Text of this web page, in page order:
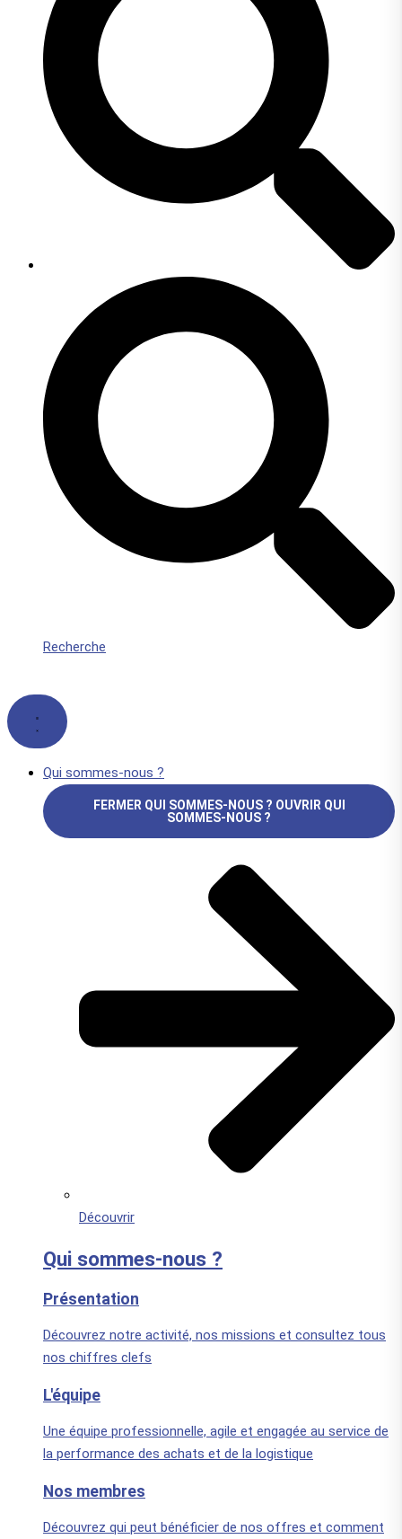
Recherche
Qui sommes-nous ?
FERMER QUI SOMMES-NOUS ? OUVRIR QUI
SOMMES-NOUS ?
Découvrir
Qui sommes-nous ?
Présentation
Découvrez notre activité, nos missions et consultez tous
nos chiffres clefs
L'équipe
Une équipe professionnelle, agile et engagée au service de
la performance des achats et de la logistique
Nos membres
Découvrez qui peut bénéficier de nos offres et comment